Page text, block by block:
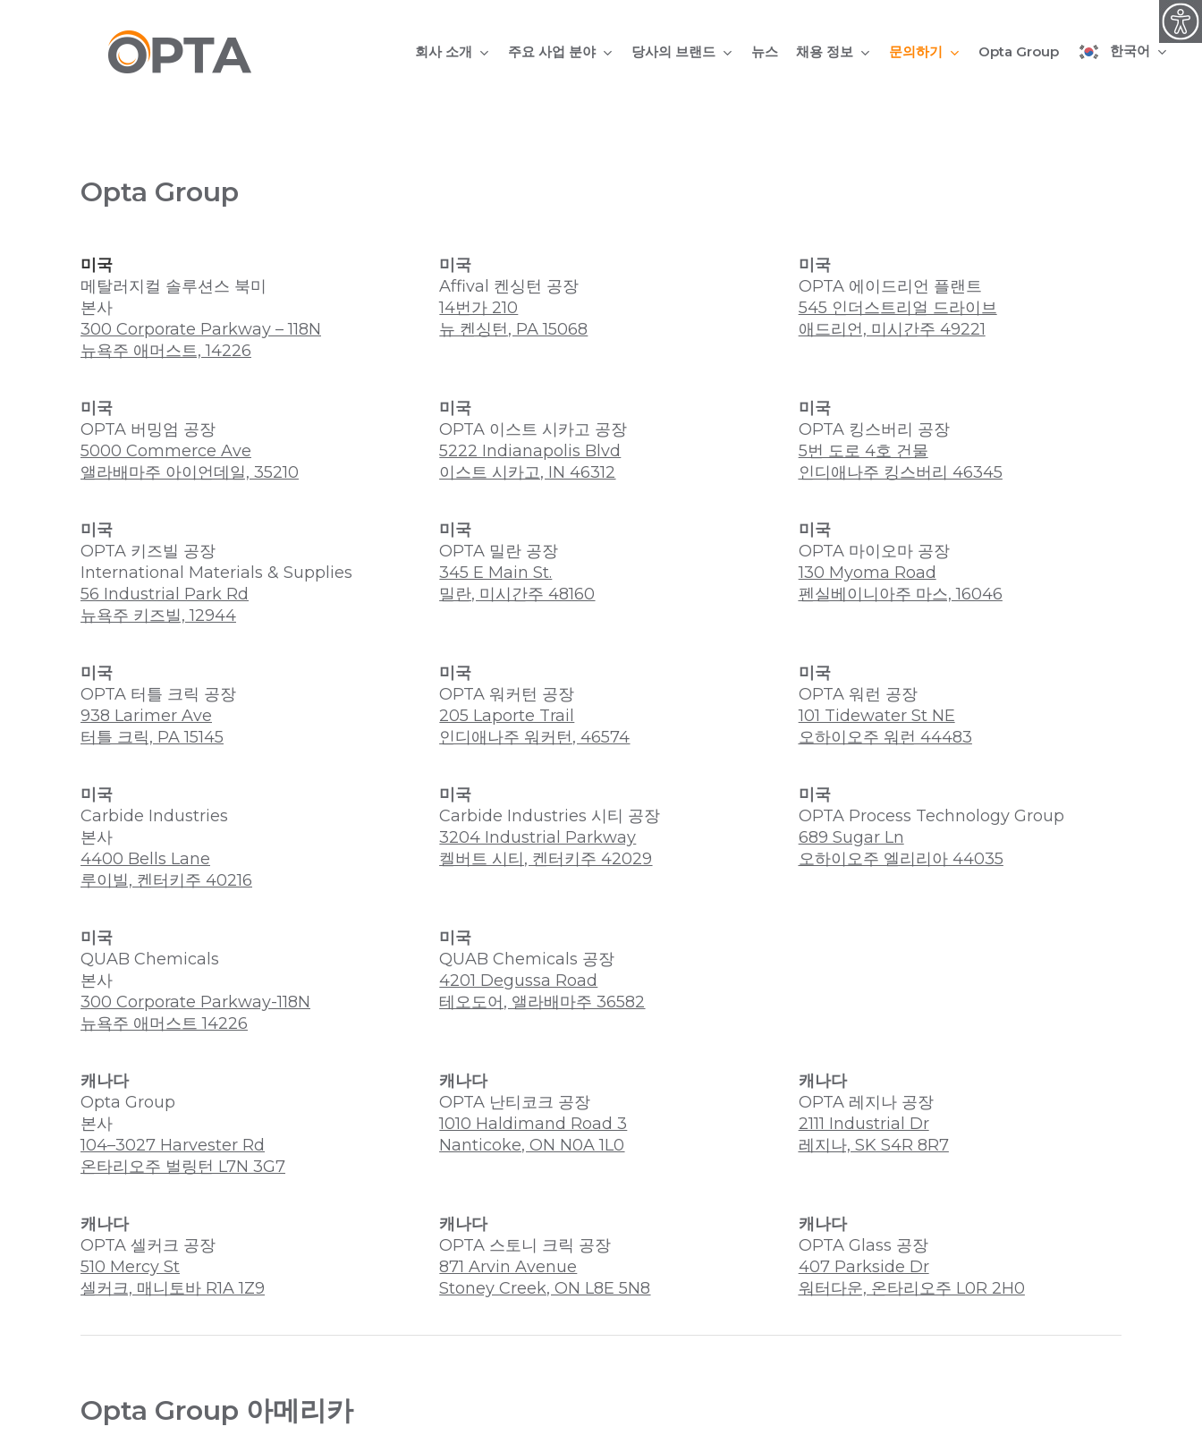
회사 소개 주요 사업 분야 당사의 브랜드 뉴스 채용 정보 문의하기 Opta Group 한국어
Opta Group
미국
메탈러지컬 솔루션스 북미
본사
300 Corporate Parkway – 118N
뉴욕주 애머스트, 14226
미국
Affival 켄싱턴 공장
14번가 210
뉴 켄싱턴, PA 15068
미국
OPTA 에이드리언 플랜트
545 인더스트리얼 드라이브
애드리언, 미시간주 49221
미국
OPTA 버밍엄 공장
5000 Commerce Ave
앨라배마주 아이언데일, 35210
미국
OPTA 이스트 시카고 공장
5222 Indianapolis Blvd
이스트 시카고, IN 46312
미국
OPTA 킹스버리 공장
5번 도로 4호 건물
인디애나주 킹스버리 46345
미국
OPTA 키즈빌 공장
International Materials & Supplies
56 Industrial Park Rd
뉴욕주 키즈빌, 12944
미국
OPTA 밀란 공장
345 E Main St.
밀란, 미시간주 48160
미국
OPTA 마이오마 공장
130 Myoma Road
펜실베이니아주 마스, 16046
미국
OPTA 터틀 크릭 공장
938 Larimer Ave
터틀 크릭, PA 15145
미국
OPTA 워커턴 공장
205 Laporte Trail
인디애나주 워커턴, 46574
미국
OPTA 워런 공장
101 Tidewater St NE
오하이오주 워런 44483
미국
Carbide Industries
본사
4400 Bells Lane
루이빌, 켄터키주 40216
미국
Carbide Industries 시티 공장
3204 Industrial Parkway
켈버트 시티, 켄터키주 42029
미국
OPTA Process Technology Group
689 Sugar Ln
오하이오주 엘리리아 44035
미국
QUAB Chemicals
본사
300 Corporate Parkway-118N
뉴욕주 애머스트 14226
미국
QUAB Chemicals 공장
4201 Degussa Road
테오도어, 앨라배마주 36582
캐나다
Opta Group
본사
104–3027 Harvester Rd
온타리오주 벌링턴 L7N 3G7
캐나다
OPTA 난티코크 공장
1010 Haldimand Road 3
Nanticoke, ON N0A 1L0
캐나다
OPTA 레지나 공장
2111 Industrial Dr
레지나, SK S4R 8R7
캐나다
OPTA 셀커크 공장
510 Mercy St
셀커크, 매니토바 R1A 1Z9
캐나다
OPTA 스토니 크릭 공장
871 Arvin Avenue
Stoney Creek, ON L8E 5N8
캐나다
OPTA Glass 공장
407 Parkside Dr
워터다운, 온타리오주 L0R 2H0
Opta Group 아메리카